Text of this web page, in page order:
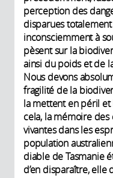
perception des
disparues
inconsciemment à
pèsent sur la
ainsi du poids et de
Nous devons
fragilité de la
la mettent en péril et
cela, la mémoire
vivantes dans les
population
diable de Tasmanie
d’en disparaître,